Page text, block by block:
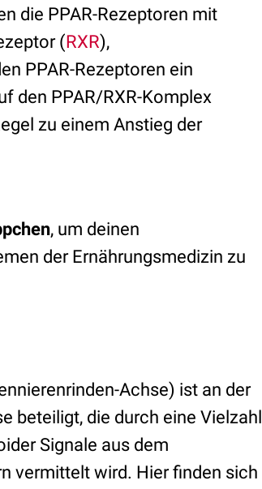
die PPAR-Rezeptoren mit
(RXR),
PPAR-Rezeptoren ein
den PPAR/RXR-Komplex
zu einem Anstieg der
, um deinen
der Ernährungsmedizin zu
Achse) ist an der
beteiligt, die durch eine Vielzahl
Signale aus dem
vermittelt wird. Hier finden sich